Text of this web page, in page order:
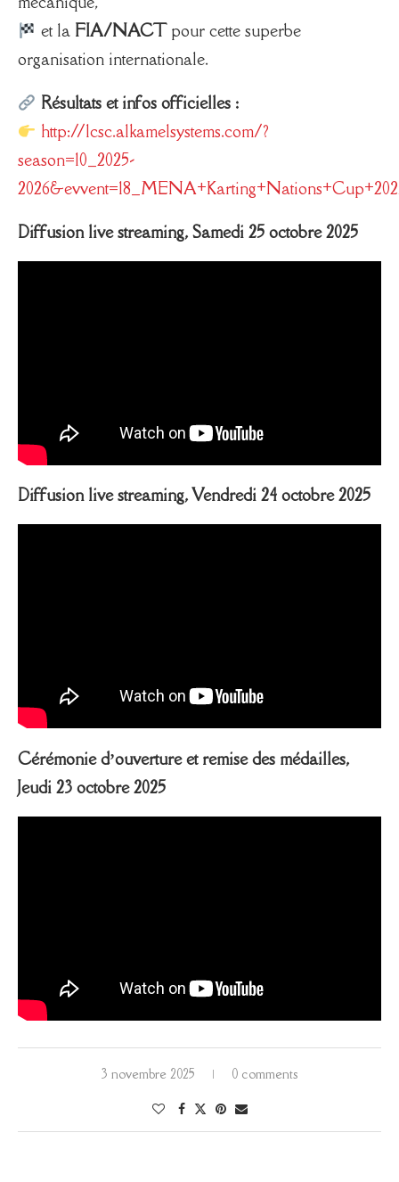
et la FIA/NACTpour cette superbe
organisation internationale.
Résultats et infos officielles :
http://lcsc.alkamelsystems.com/?
season=10_2025-
Diffusion live streaming, Samedi 25 octobre 2025
Diffusion live streaming, Vendredi 24 octobre 2025
Cérémonie d’ouverture et remise des médailles,
Jeudi 23 octobre 2025
3 novembre 2025 0 comments